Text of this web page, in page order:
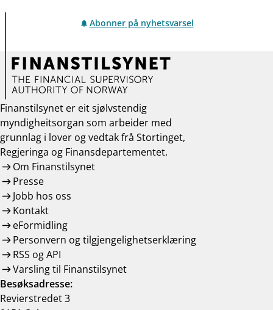
Abonner på nyhetsvarsel
Finanstilsynet er eit sjølvstendig
myndigheitsorgan som arbeider med
grunnlag i lover og vedtak frå Stortinget,
Regjeringa og Finansdepartementet.
Om Finanstilsynet
Presse
Jobb hos oss
Kontakt
eFormidling
Personvern og tilgjengelighetserklæring
RSS og API
Varsling til Finanstilsynet
Besøksadresse:
Revierstredet 3